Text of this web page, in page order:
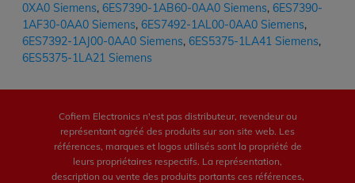
0XA0 Siemens, 6ES7390-1AB60-0AA0 Siemens, 6ES7390-
1AF30-0AA0 Siemens, 6ES7492-1AL00-0AA0 Siemens,
6ES7392-1AJ00-0AA0 Siemens, 6ES5375-1LA41 Siemens,
6ES5375-1LA21 Siemens
Cofiem Electronics n'est pas distributeur, revendeur ou
représentant agréé des produits sur son site web. Les
références, marques et logos utilisés sont la propriété de
leurs propriétaires respectifs. La représentation,
description ou vente des produits portants ces références,